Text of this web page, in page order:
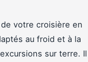
votre croisière en
au froid et à la
sur terre. Il